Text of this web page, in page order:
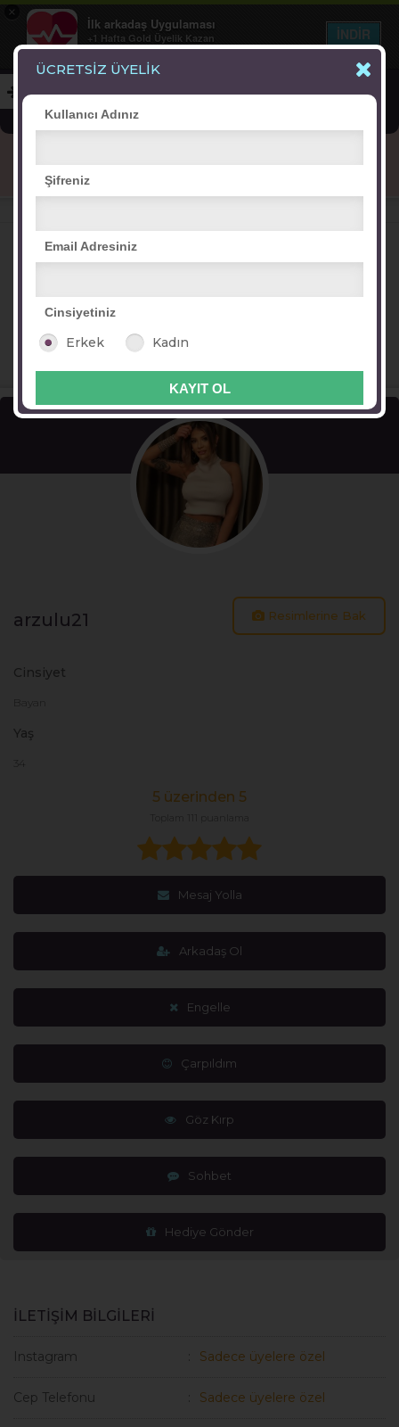
×
İlk arkadaş Uygulaması
+1 Hafta Gold Üyelik Kazan
Bedava - com.ilk.arkadas
İNDİR
Online Erkekler(377)
firdevs nur ezgi su
arzulu21 Resimlerine Bak
Cinsiyet
Yaş
34
5 üzerinden 5
Mesaj Yolla
Arkadaş Ol
Engelle
Çarpıldım
Göz Kırp
Sohbet
Hediye Gönder
İLETİŞİM BİLGİLERİ
Instagram Sadece üyelere özel
Cep Telefonu Sadece üyelere özel
ÜCRETSİZ ÜYELİK
Kullanıcı Adınız
Şifreniz
Email Adresiniz
Cinsiyetiniz
Erkek Kadın